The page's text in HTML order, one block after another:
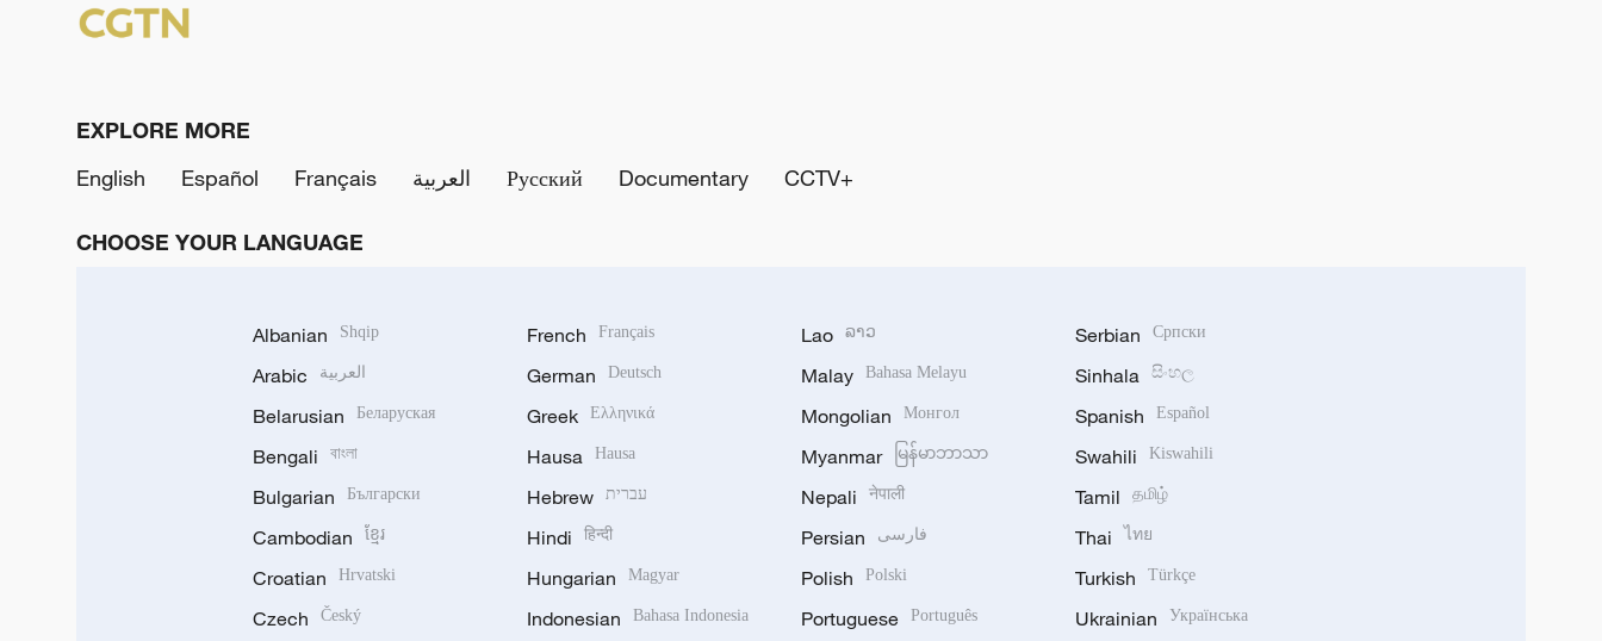
EXPLORE MORE
English
Español Français العربية Русский Documentary CCTV+
CHOOSE YOUR LANGUAGE
Albanian Shqip
Arabic العربية
Belarusian Беларуская
Bengali বাংলা
Bulgarian Български
Cambodian ខ្មែរ
Croatian Hrvatski
Czech Český
French Français
German Deutsch
Greek Ελληνικά
Hausa Hausa
Hebrew עברית
Hindi हिन्दी
Hungarian Magyar
Indonesian Bahasa Indonesia
Lao ລາວ
Malay Bahasa Melayu
Mongolian Монгол
Myanmar မြန်မာဘာသာ
Nepali नेपाली
Persian فارسی
Polish Polski
Portuguese Português
Serbian Српски
Sinhala සිංහල
Spanish Español
Swahili Kiswahili
Tamil தமிழ்
Thai ไทย
Turkish Türkçe
Ukrainian Українська